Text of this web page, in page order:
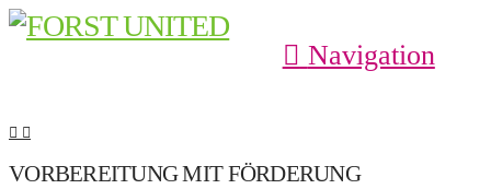
Navigation
VORBEREITUNG MIT FÖRDERUNG